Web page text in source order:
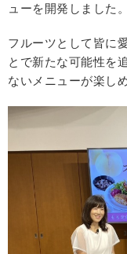
ューを開発しました。
フルーツとして皆に
とで新たな可能性を
ないメニューが楽しめ